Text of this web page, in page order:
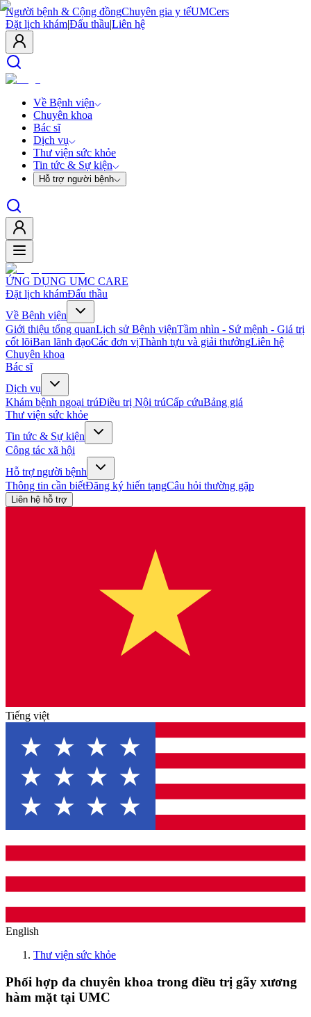
Người bệnh & Cộng đồngChuyên gia y tếUMCers
Đặt lịch khám|Đấu thầu|Liên hệ
Về Bệnh viện
Chuyên khoa
Bác sĩ
Dịch vụ
Thư viện sức khỏe
Tin tức & Sự kiện
Hỗ trợ người bệnh
ỨNG DỤNG UMC CARE
Đặt lịch khámĐấu thầu
Về Bệnh viện
Giới thiệu tổng quanLịch sử Bệnh việnTầm nhìn - Sứ mệnh - Giá trị
cốt lõiBan lãnh đạoCác đơn vịThành tựu và giải thưởngLiên hệ
Chuyên khoa
Bác sĩ
Dịch vụ
Khám bệnh ngoại trúĐiều trị Nội trúCấp cứuBảng giá
Thư viện sức khỏe
Tin tức & Sự kiện
Công tác xã hội
Hỗ trợ người bệnh
Thông tin cần biếtĐăng ký hiến tạngCâu hỏi thường gặp
Liên hệ hỗ trợ
Tiếng việt
English
Thư viện sức khỏe
Phối hợp đa chuyên khoa trong điều trị gãy xương
hàm mặt tại UMC